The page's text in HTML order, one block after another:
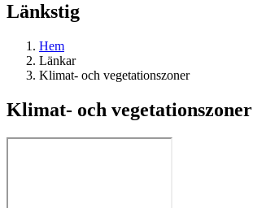
Länkstig
Hem
Länkar
Klimat- och vegetationszoner
Klimat- och vegetationszoner